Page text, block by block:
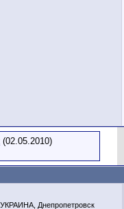
(02.05.2010)
Днепропетровск